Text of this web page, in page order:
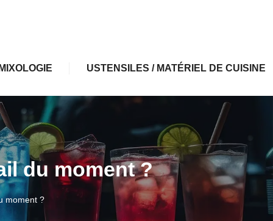
USTENSILES / MATÉRIEL DE CUISINE
du moment ?
moment ?